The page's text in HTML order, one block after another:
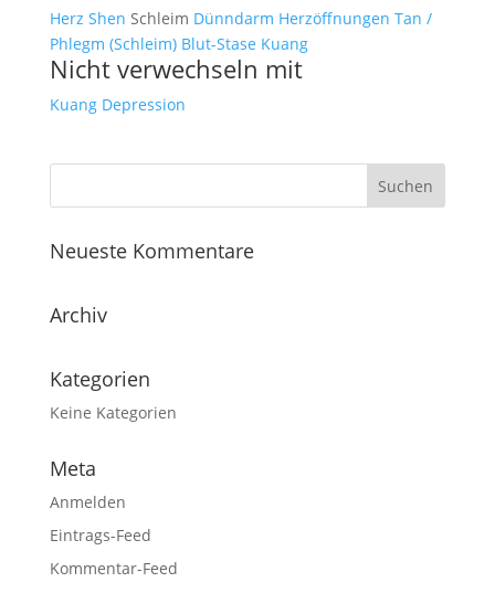
Herz Shen Schleim Dünndarm Herzöffnungen Tan /
Phlegm (Schleim) Blut-Stase Kuang
Nicht verwechseln mit
Kuang Depression
Neueste Kommentare
Archiv
Kategorien
Keine Kategorien
Meta
Anmelden
Eintrags-Feed
Kommentar-Feed